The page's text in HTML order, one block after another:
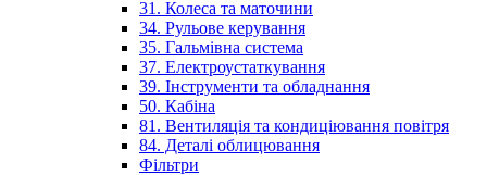
31. Колеса та маточини
34. Рульове керування
35. Гальмівна система
37. Електроустаткування
39. Інструменти та обладнання
50. Кабіна
81. Вентиляція та кондиціювання повітря
84. Деталі облицювання
Фільтри